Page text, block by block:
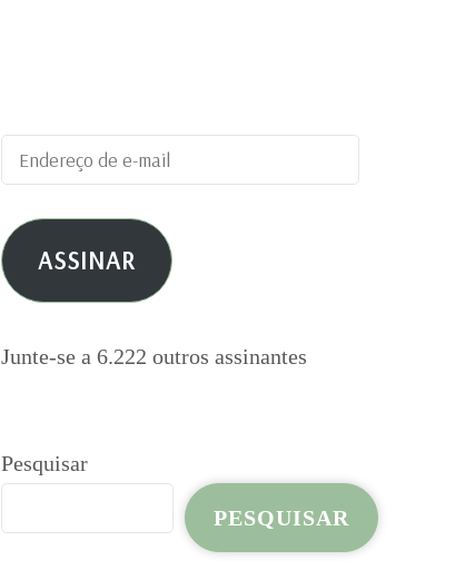
Endereço
de
e-
mail ASSINAR
Junte-se a 6.222 outros assinantes
Pesquisar
PESQUISAR